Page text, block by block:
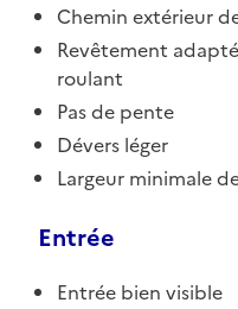
Chemin extérieur
Revêtement
roulant
Pas de pente
Dévers léger
Largeur minimale
Entrée
Entrée bien visible